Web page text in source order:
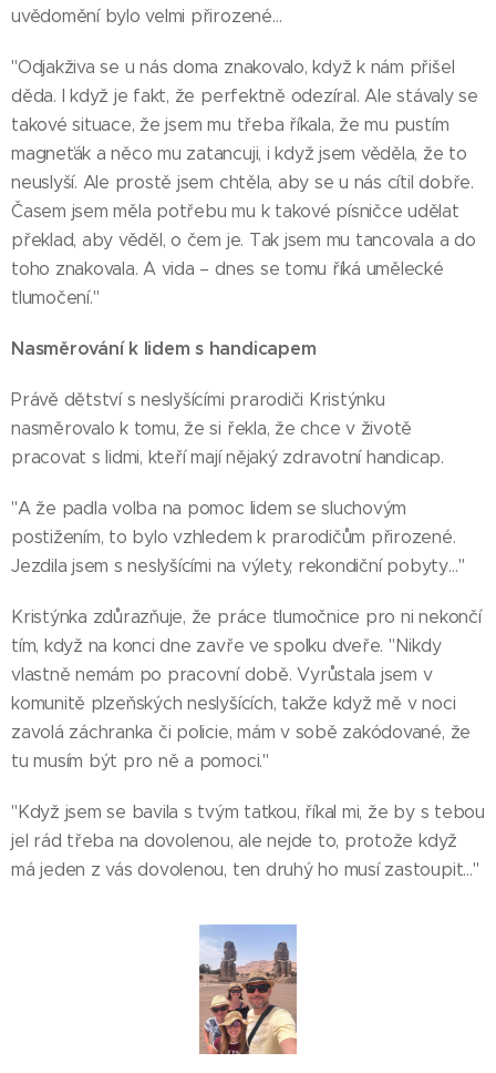
uvědomění bylo velmi přirozené…
"Odjakživa se u nás doma znakovalo, když k nám přišel
děda. I když je fakt, že perfektně odezíral. Ale stávaly se
takové situace, že jsem mu třeba říkala, že mu pustím
magneťák a něco mu zatancuji, i když jsem věděla, že to
neuslyší. Ale prostě jsem chtěla, aby se u nás cítil dobře.
Časem jsem měla potřebu mu k takové písničce udělat
překlad, aby věděl, o čem je. Tak jsem mu tancovala a do
toho znakovala. A vida – dnes se tomu říká umělecké
tlumočení."
Nasměrování k lidem s handicapem
Právě dětství s neslyšícími prarodiči Kristýnku
nasměrovalo k tomu, že si řekla, že chce v životě
pracovat s lidmi, kteří mají nějaký zdravotní handicap.
"A že padla volba na pomoc lidem se sluchovým
postižením, to bylo vzhledem k prarodičům přirozené.
Jezdila jsem s neslyšícími na výlety, rekondiční pobyty…"
Kristýnka zdůrazňuje, že práce tlumočnice pro ni nekončí
tím, když na konci dne zavře ve spolku dveře. "Nikdy
vlastně nemám po pracovní době. Vyrůstala jsem v
komunitě plzeňských neslyšících, takže když mě v noci
zavolá záchranka či policie, mám v sobě zakódované, že
tu musím být pro ně a pomoci."
"Když jsem se bavila s tvým taťkou, říkal mi, že by s tebou
jel rád třeba na dovolenou, ale nejde to, protože když
má jeden z vás dovolenou, ten druhý ho musí zastoupit…"